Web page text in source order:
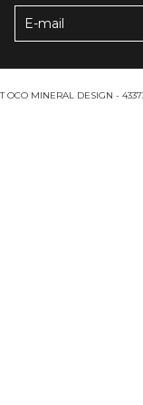
OCO MINERAL DESIGN -